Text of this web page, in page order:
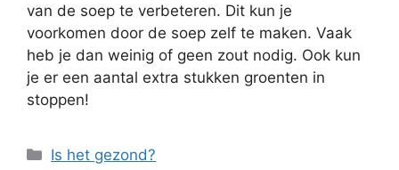
van de soep te verbeteren. Dit kun je
voorkomen door de soep zelf te maken. Vaak
heb je dan weinig of geen zout nodig. Ook kun
je er een aantal extra stukken groenten in
stoppen!
Categorieën
Is het gezond?